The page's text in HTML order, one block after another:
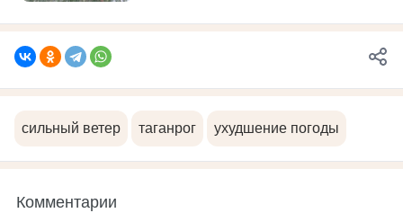
сильный ветер таганрог ухудшение погоды
Комментарии